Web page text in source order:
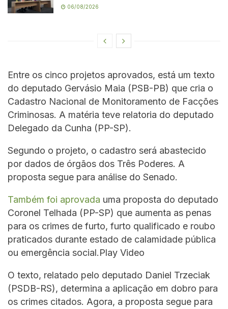
06/08/2026
Entre os cinco projetos aprovados, está um texto
do deputado Gervásio Maia (PSB-PB) que cria o
Cadastro Nacional de Monitoramento de Facções
Criminosas. A matéria teve relatoria do deputado
Delegado da Cunha (PP-SP).
Segundo o projeto, o cadastro será abastecido
por dados de órgãos dos Três Poderes. A
proposta segue para análise do Senado.
Também foi aprovada uma proposta do deputado
Coronel Telhada (PP-SP) que aumenta as penas
para os crimes de furto, furto qualificado e roubo
praticados durante estado de calamidade pública
ou emergência social.Play Video
O texto, relatado pelo deputado Daniel Trzeciak
(PSDB-RS), determina a aplicação em dobro para
os crimes citados. Agora, a proposta segue para